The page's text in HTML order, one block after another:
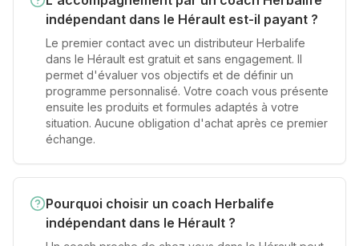
indépendant dans le Hérault est-il payant ?
Le premier contact avec un distributeur Herbalife
dans le Hérault est gratuit et sans engagement. Il
permet d'évaluer vos objectifs et de définir un
programme personnalisé. Votre coach vous présente
ensuite les produits et formules adaptés à votre
situation. Aucune obligation d'achat après ce premier
échange.
Pourquoi choisir un coach Herbalife
indépendant dans le Hérault ?